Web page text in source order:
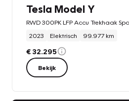
Tesla Model Y
2023
Elektrisch 99.977 km
€ 32.295
Bekijk